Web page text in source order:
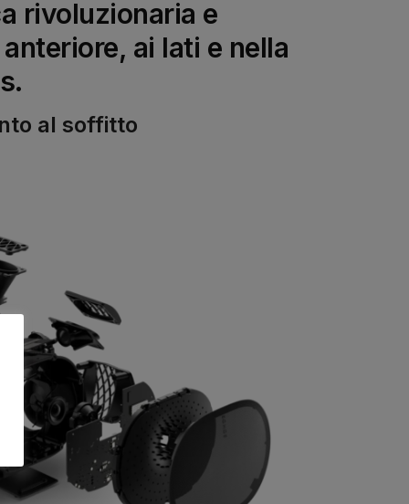
rivoluzionaria e
ai lati e nella
al soffitto